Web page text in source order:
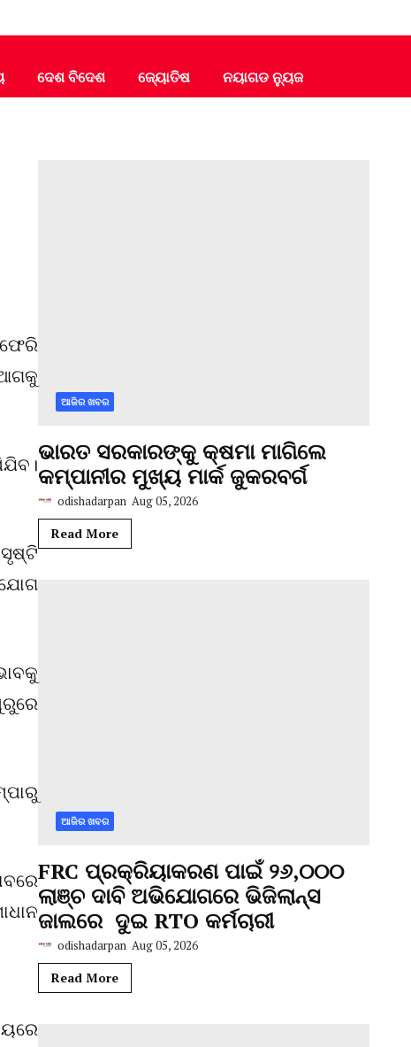
ଦେଶ ବିଦେଶ ଜ୍ୟୋତିଷ ନୟାଗଡ ନ୍ୟୁଜ
ଆଜିର ଖବର
ଭାରତ ସରକାରଙ୍କୁ କ୍ଷମା ମାଗିଲେ
କମ୍ପାନୀର ମୁଖ୍ୟ ମାର୍କ ଜୁକରବର୍ଗ
odishadarpan Aug 05, 2026
Read More
ଆଜିର ଖବର
FRC ପ୍ରକ୍ରିୟାକରଣ ପାଇଁ ୨୬,୦୦୦
ଲାଞ୍ଚ ଦାବି ଅଭିଯୋଗରେ ଭିଜିଲାନ୍ସ
ଜାଲରେ ଦୁଇ RTO କର୍ମଚାରୀ
odishadarpan Aug 05, 2026
Read More